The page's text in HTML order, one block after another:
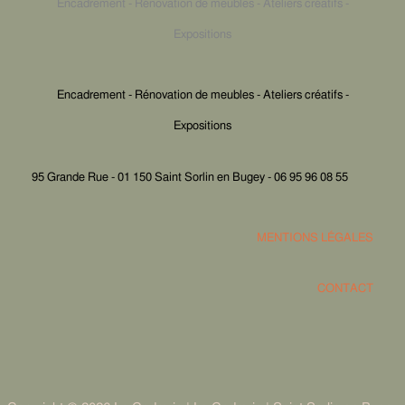
Encadrement - Rénovation de meubles - Ateliers créatifs -
Expositions
Encadrement - Rénovation de meubles - Ateliers créatifs -
Expositions
95 Grande Rue - 01 150 Saint Sorlin en Bugey - 06 95 96 08 55
MENTIONS LÉGALES
CONTACT